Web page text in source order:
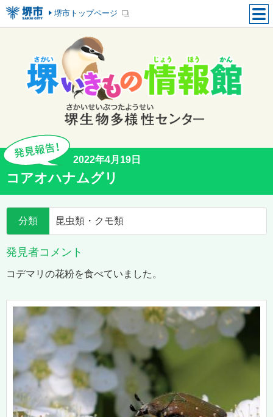
堺市トップページ
2022年4月19日
コアオハナムグリ
分類 昆虫類・クモ類
発見者コメント
コデマリの花粉を食べていました。